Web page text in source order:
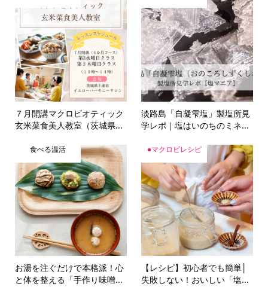
７月開講マクロビオティック
玄米菜食美人教室（茨城県...
淡路島「自凝雫塩」製塩所見
学レポ｜塩はいのちのミネ...
食べる温活
お湯を注ぐだけで本格派！心
と体を整える「手作り味噌...
●マクロビレシピ
【レシピ】初心者でも簡単│
失敗しない！おいしい「塩...